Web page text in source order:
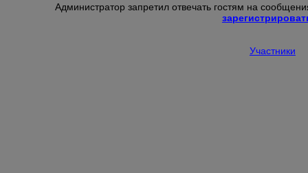
Администратор запретил отвечать гостям на
Участники